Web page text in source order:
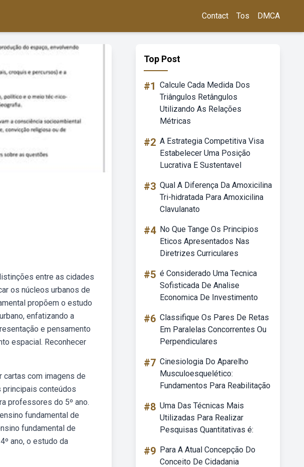
Contact Tos DMCA
entre as cidades
os núcleos urbanos de
propõem o estudo
enfatizando a
e pensamento
espacial. Reconhecer
cartas com imagens de
principais conteúdos
professores do 5º ano.
fundamental de
fundamental de
ano, o estudo da
Top Post
#1 Calcule Cada Medida Dos
Triângulos Retângulos
Utilizando As Relações
Métricas
#2 A Estrategia Competitiva Visa
Estabelecer Uma Posição
Lucrativa E Sustentavel
#3 Qual A Diferença Da Amoxicilina
Tri-hidratada Para Amoxicilina
Clavulanato
#4 No Que Tange Os Principios
Eticos Apresentados Nas
Diretrizes Curriculares
#5 é Considerado Uma Tecnica
Sofisticada De Analise
Economica De Investimento
#6 Classifique Os Pares De Retas
Em Paralelas Concorrentes Ou
Perpendiculares
#7 Cinesiologia Do Aparelho
Musculoesquelético:
Fundamentos Para Reabilitação
#8 Uma Das Técnicas Mais
Utilizadas Para Realizar
Pesquisas Quantitativas é:
#9 Para A Atual Concepção Do
Conceito De Cidadania